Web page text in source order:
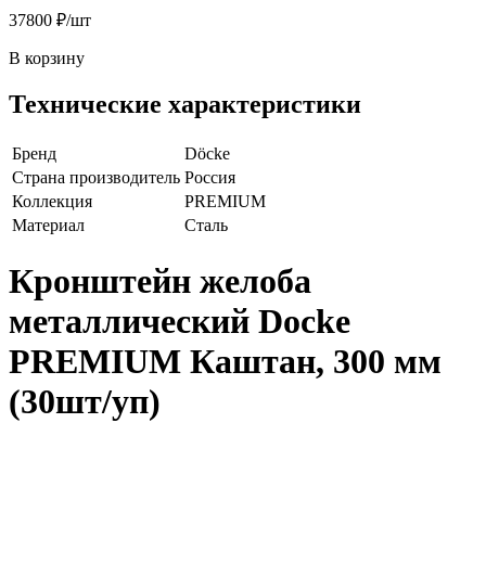
37800 ₽/шт
В корзину
Технические характеристики
Бренд
Döcke
Страна производитель Россия
Коллекция
PREMIUM
Материал
Сталь
Кронштейн желоба
металлический Docke
PREMIUM Каштан, 300 мм
(30шт/уп)